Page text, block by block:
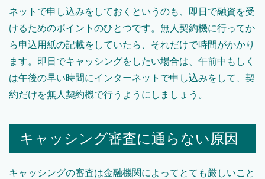
ネットで申し込みをしておくというのも、即日で融資を受
けるためのポイントのひとつです。無人契約機に行ってか
ら申込用紙の記載をしていたら、それだけで時間がかかり
ます。即日でキャッシングをしたい場合は、午前中もしく
は午後の早い時間にインターネットで申し込みをして、契
約だけを無人契約機で行うようにしましょう。
キャッシング審査に通らない原因
キャッシングの審査は金融機関によってとても厳しいこと